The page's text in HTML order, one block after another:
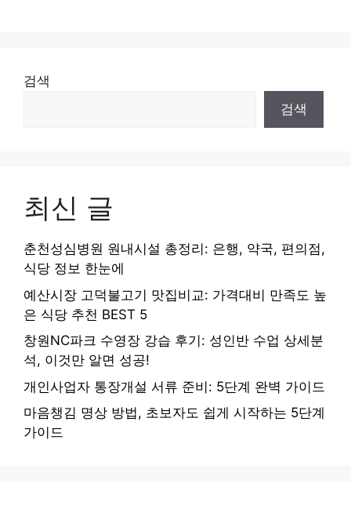
검색
검색
최신 글
춘천성심병원 원내시설 총정리: 은행, 약국, 편의점,
식당 정보 한눈에
예산시장 고덕불고기 맛집비교: 가격대비 만족도 높
은 식당 추천 BEST 5
창원NC파크 수영장 강습 후기: 성인반 수업 상세분
석, 이것만 알면 성공!
개인사업자 통장개설 서류 준비: 5단계 완벽 가이드
마음챙김 명상 방법, 초보자도 쉽게 시작하는 5단계
가이드